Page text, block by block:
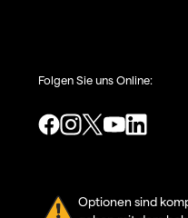
Folgen Sie uns Online:
Optionen sind